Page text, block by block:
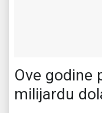
Ove godine
milijardu